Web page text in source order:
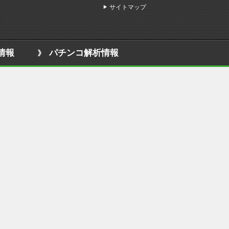
報 パチンコ解析情報
サイトマップ